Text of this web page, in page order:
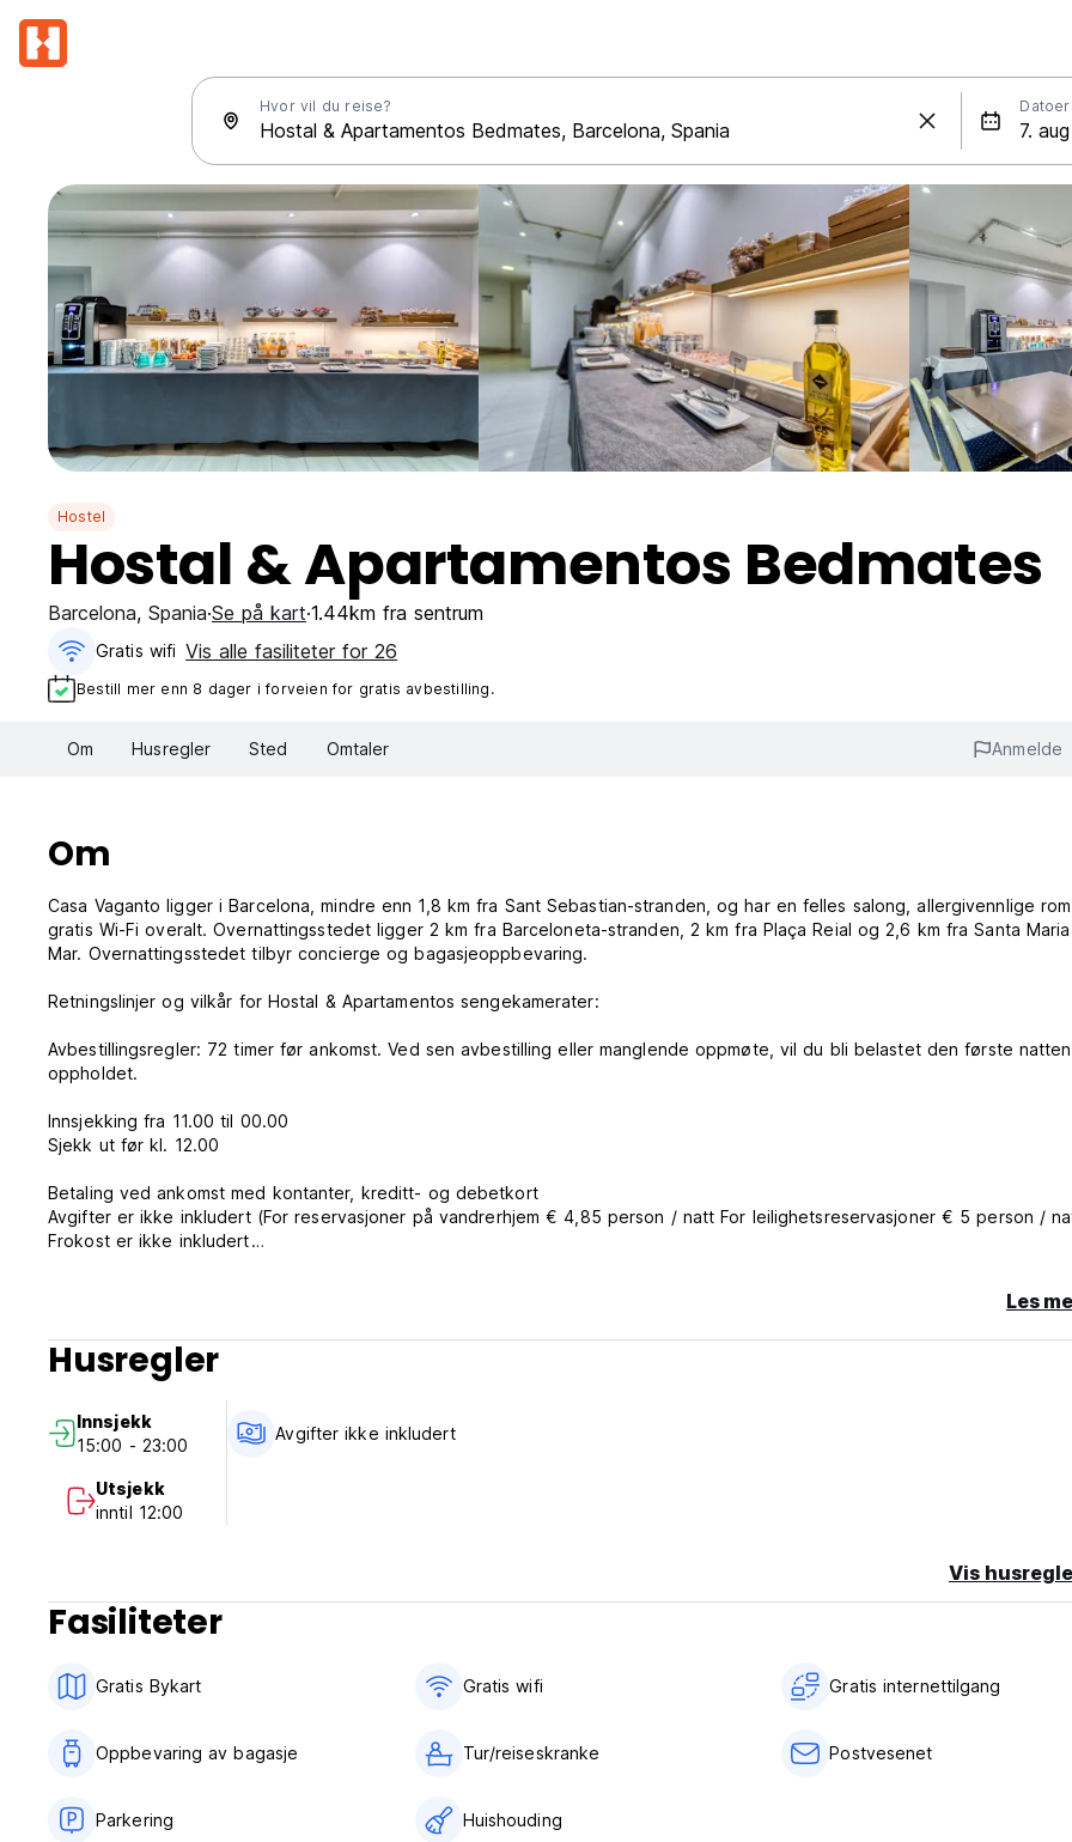
Hvor vil du reise? Datoer
Hostel
Hostal & Apartamentos Bedmates
Barcelona, Spania Se på kart 1.44km fra sentrum
Gratis wifi‎ Vis alle fasiliteter for 26
Bestill mer enn 8 dager i forveien for gratis avbestilling.
Om Husregler Sted Omtaler Anmelde
Om
Casa Vaganto ligger i Barcelona, ​​mindre enn 1,8 km fra Sant Sebastian-stranden, og har en felles salong, allergivennlige
gratis Wi-Fi overalt. Overnattingsstedet ligger 2 km fra Barceloneta-stranden, 2 km fra Plaça Reial og 2,6 km fra Santa
Mar. Overnattingsstedet tilbyr concierge og bagasjeoppbevaring.
Retningslinjer og vilkår for Hostal & Apartamentos sengekamerater:
Avbestillingsregler: 72 timer før ankomst. Ved sen avbestilling eller manglende oppmøte, vil du bli belastet den første
oppholdet.
Innsjekking fra 11.00 til 00.00
Sjekk ut før kl. 12.00
Betaling ved ankomst med kontanter, kreditt- og debetkort
Avgifter er ikke inkludert (For reservasjoner på vandrerhjem € 4,85 person / natt For leilighetsreservasjoner € 5 person /
Frokost er ikke inkludert
Ingen portforbud
Kjæledyr er ikke tillatt
Barn under 18 år må sjekke inn sammen med foreldrene sine.
Ved innsjekking.
Husk at etter kl. 23.00-07.00, kun sikkerhetstjeneste. (Auto-translated from original language)
Les
Husregler
Innsjekk
15:00 - 23:00
Utsjekk
inntil 12:00
Avgifter ikke inkludert
Vis
Fasiliteter
Gratis Bykart Gratis wifi‎ Gratis internettilgang
Oppbevaring av bagasje Tur/reiseskranke Postvesenet
Parkering Huishouding